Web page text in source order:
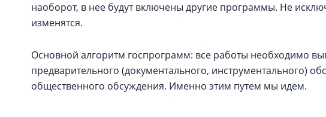
наоборот, в нее будут включены другие программы. Не
изменятся.
Основной алгоритм госпрограмм: все работы необходимо
предварительного (документального, инструментального)
общественного обсуждения. Именно этим путем мы идем.